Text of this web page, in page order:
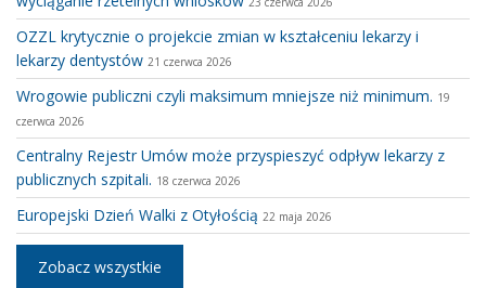
OZZL krytycznie o projekcie zmian w kształceniu lekarzy i
lekarzy dentystów 21 czerwca 2026
Wrogowie publiczni czyli maksimum mniejsze niż minimum. 19
czerwca 2026
Centralny Rejestr Umów może przyspieszyć odpływ lekarzy z
publicznych szpitali. 18 czerwca 2026
Europejski Dzień Walki z Otyłością 22 maja 2026
Zobacz wszystkie